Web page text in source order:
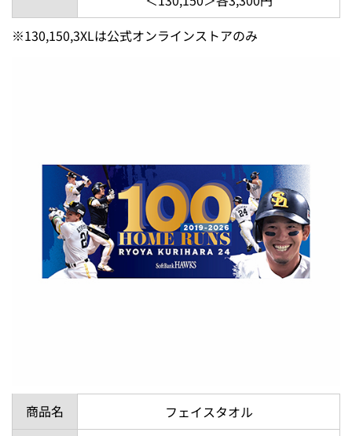
※130,150,3XLは公式オンラインストアのみ
商品名
フェイスタオル